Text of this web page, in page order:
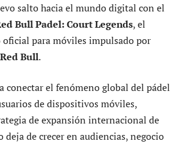
salto hacia el mundo digital con el
Bull Padel: Court Legends, el
para móviles impulsado por
Red Bull.
conectar el fenómeno global del pádel
de dispositivos móviles,
de expansión internacional de
deja de crecer en audiencias, negocio